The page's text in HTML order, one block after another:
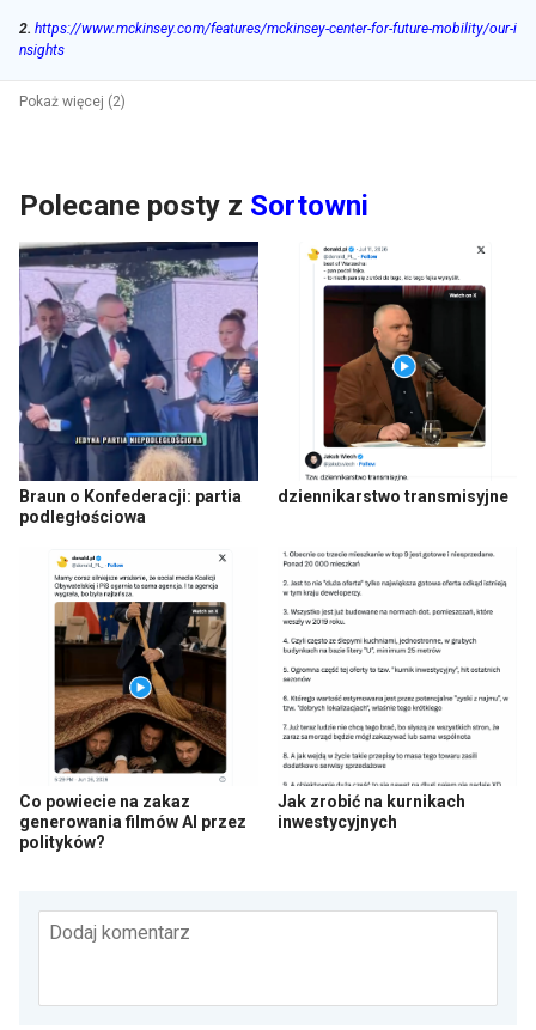
2. https://www.mckinsey.com/features/mckinsey-center-for-future-mobility/our-i
nsights
Pokaż więcej (2)
Polecane posty z Sortowni
Braun o Konfederacji: partia
podległościowa
dziennikarstwo transmisyjne
Co powiecie na zakaz
generowania filmów AI przez
polityków?
Jak zrobić na kurnikach
inwestycyjnych
Dodaj komentarz